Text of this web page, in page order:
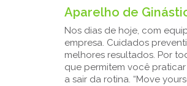
Aparelho de
Nos dias de hoje, com
empresa. Cuidados
melhores resultados. Por
que permitem você
a sair da rotina. “Move